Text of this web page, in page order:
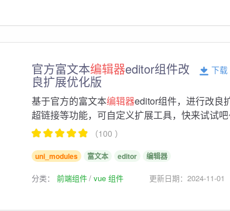
官方富文本编辑器editor组件改
良扩展优化版
下
基于官方的富文本编辑器editor组件，进行改良
超链接等功能，可自定义扩展工具，快来试试吧
（100 ）
uni_modules 富文本 editor 编辑器
分类： 前端组件 vue 组件 更新日期：2024-11-01